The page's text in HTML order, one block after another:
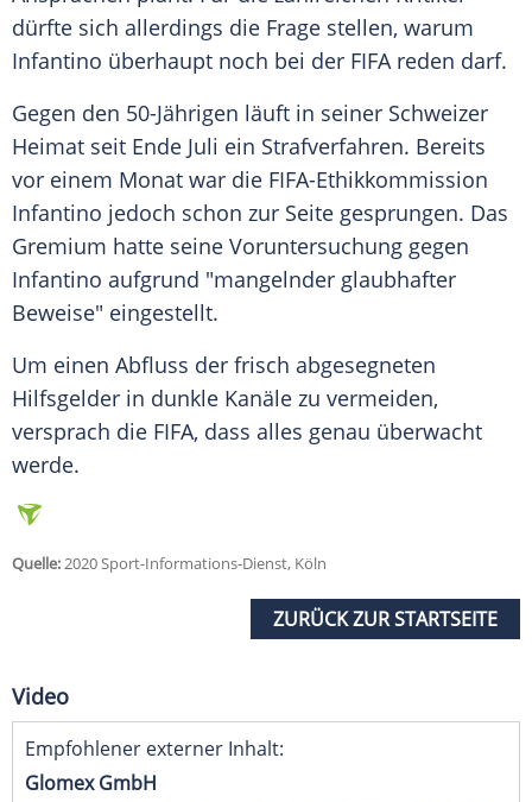
dürfte sich allerdings die Frage stellen, warum
Infantino überhaupt noch bei der FIFAreden darf.
Gegen den 50-Jährigen läuft in seiner Schweizer
Heimat seit Ende Juli ein Strafverfahren. Bereits
vor einem Monat war die FIFA-Ethikkommission
Infantino jedoch schon zur Seite gesprungen. Das
Gremium hatte seine Voruntersuchung gegen
Infantino aufgrund "mangelnder glaubhafter
Beweise" eingestellt.
Um einen Abfluss der frisch abgesegneten
Hilfsgelder in dunkle Kanäle zu vermeiden,
versprach die FIFA, dass alles genau überwacht
werde.
Quelle:2020 Sport-Informations-Dienst, Köln
ZURÜCK ZUR STARTSEITE
Video
Empfohlener externer Inhalt:
Glomex GmbH